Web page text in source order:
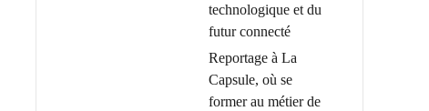
technologique et du
futur connecté
Reportage à La
Capsule, où se
former au métier de